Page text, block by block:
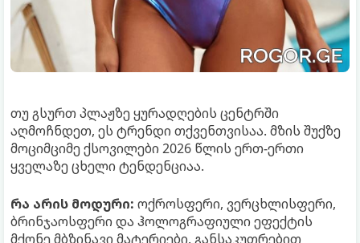
თუ გსურთ პლაჟზე ყურადღების ცენტრში
აღმოჩნდეთ, ეს ტრენდი თქვენთვისაა. მზის შუქზე
მოციმციმე ქსოვილები 2026 წლის ერთ-ერთი
ყველაზე ცხელი ტენდენციაა.
რა არის მოდური: ოქროსფერი, ვერცხლისფერი,
ბრინჯაოსფერი და ჰოლოგრაფიული ეფექტის
მქონე მბზინავი მატერიები. განსაკუთრებით